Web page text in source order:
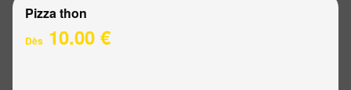
Pizza thon
Dès 10.00 €